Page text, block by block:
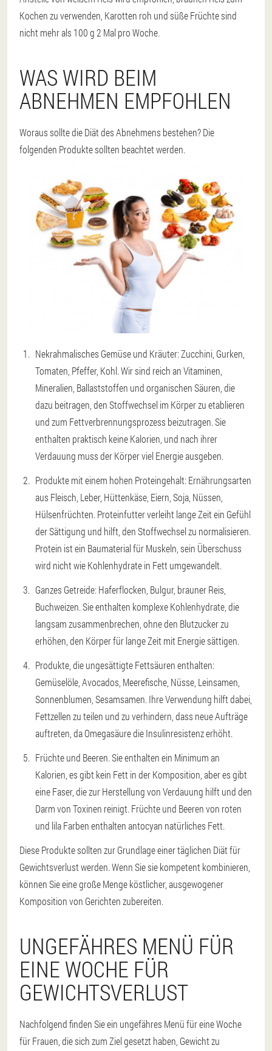
Kochen zu verwenden, Karotten roh und süße Früchte sind
nicht mehr als 100 g 2 Mal pro Woche.
WAS WIRD BEIM
ABNEHMEN EMPFOHLEN
Woraus sollte die Diät des Abnehmens bestehen? Die
folgenden Produkte sollten beachtet werden.
Nekrahmalisches Gemüse und Kräuter: Zucchini, Gurken,
Tomaten, Pfeffer, Kohl. Wir sind reich an Vitaminen,
Mineralien, Ballaststoffen und organischen Säuren, die
dazu beitragen, den Stoffwechsel im Körper zu etablieren
und zum Fettverbrennungsprozess beizutragen. Sie
enthalten praktisch keine Kalorien, und nach ihrer
Verdauung muss der Körper viel Energie ausgeben.
Produkte mit einem hohen Proteingehalt: Ernährungsarten
aus Fleisch, Leber, Hüttenkäse, Eiern, Soja, Nüssen,
Hülsenfrüchten. Proteinfutter verleiht lange Zeit ein Gefühl
der Sättigung und hilft, den Stoffwechsel zu normalisieren.
Protein ist ein Baumaterial für Muskeln, sein Überschuss
wird nicht wie Kohlenhydrate in Fett umgewandelt.
Ganzes Getreide: Haferflocken, Bulgur, brauner Reis,
Buchweizen. Sie enthalten komplexe Kohlenhydrate, die
langsam zusammenbrechen, ohne den Blutzucker zu
erhöhen, den Körper für lange Zeit mit Energie sättigen.
Produkte, die ungesättigte Fettsäuren enthalten:
Gemüselöle, Avocados, Meerefische, Nüsse, Leinsamen,
Sonnenblumen, Sesamsamen. Ihre Verwendung hilft dabei,
Fettzellen zu teilen und zu verhindern, dass neue Aufträge
auftreten, da Omegasäure die Insulinresistenz erhöht.
Früchte und Beeren. Sie enthalten ein Minimum an
Kalorien, es gibt kein Fett in der Komposition, aber es gibt
eine Faser, die zur Herstellung von Verdauung hilft und den
Darm von Toxinen reinigt. Früchte und Beeren von roten
und lila Farben enthalten antocyan natürliches Fett.
Diese Produkte sollten zur Grundlage einer täglichen Diät für
Gewichtsverlust werden. Wenn Sie sie kompetent kombinieren,
können Sie eine große Menge köstlicher, ausgewogener
Komposition von Gerichten zubereiten.
UNGEFÄHRES MENÜ FÜR
EINE WOCHE FÜR
GEWICHTSVERLUST
Nachfolgend finden Sie ein ungefähres Menü für eine Woche
für Frauen, die sich zum Ziel gesetzt haben, Gewicht zu